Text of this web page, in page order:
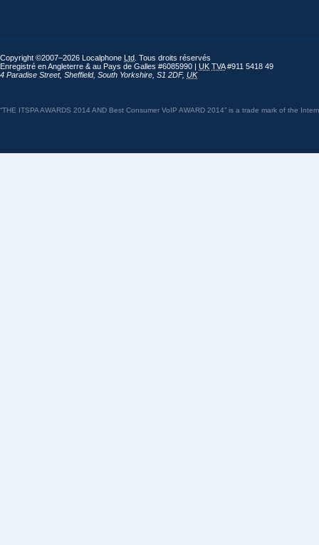
Copyright ©2007–2026 Localphone Ltd . Tous droits réservés
Enregistré en Angleterre & au Pays de Galles #6085990 | UK TVA#911 5418 49
4 Paradise Street, Sheffield, South Yorkshire S1 2DF, UK
“THE ITSPA AWARDS 2014 AND Best Consumer VoIP AWARD 2014” is a trade mark of the